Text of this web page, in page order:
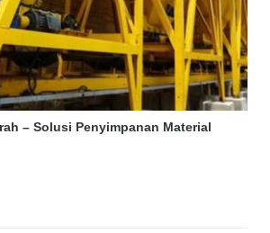
– Solusi Penyimpanan Material